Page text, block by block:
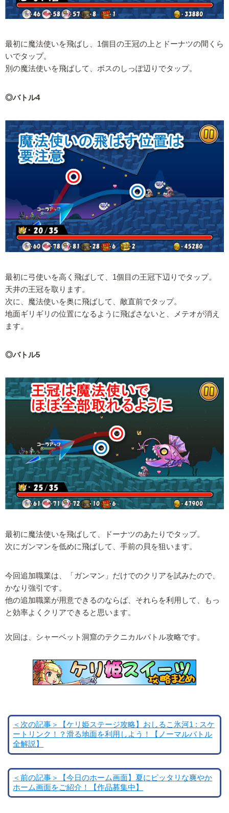
最初に魔法使いを飛ばし、1個目の王冠の上とドーナツの間くら
いでタップ。
別の魔法使いを飛ばして、ボスのしっぽ辺りでタップ。
◎バトル4
最初に弓使いを高く飛ばして、1個目の王冠下辺りでタップ。
天井の王冠を取ります。
次に、魔法使いを奥に飛ばして、敵直前でタップ。
地面ギリギリの位置になるように飛ばさないと、メテオが消え
ます。
◎バトル5
最初に魔法使いを飛ばして、ドーナツのあたりでタップ。
次にガンマンを低めに飛ばして、手前の貝を狙います。
今回追加職業は、「ガンマン」だけでのクリアを試みたので、
かなり強引です。
他の追加職業が用意できるのならば、それらを利用して、もっ
と効率よくクリアできると思います。
次回は、シャーベット洞窟のテクニカルバトル攻略です。
＜次の記事＞【ケリ姫ステージ攻略】おしるこ氷河1 : スケ
ートリンク！？滑る地面を利用しよう！【ノーマルバトル
全解説】
＜前の記事＞【今日のホーム画面】夏にピッタリな爽やか
ホーム画面をご紹介！【作品募集中】